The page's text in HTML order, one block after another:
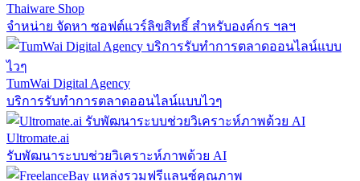
Thaiware Shop
จำหน่าย จัดหา ซอฟต์แวร์ลิขสิทธิ์ สำหรับองค์กร ฯลฯ
TumWai Digital Agency
บริการรับทำการตลาดออนไลน์แบบไวๆ
Ultromate.ai
รับพัฒนาระบบช่วยวิเคราะห์ภาพด้วย AI